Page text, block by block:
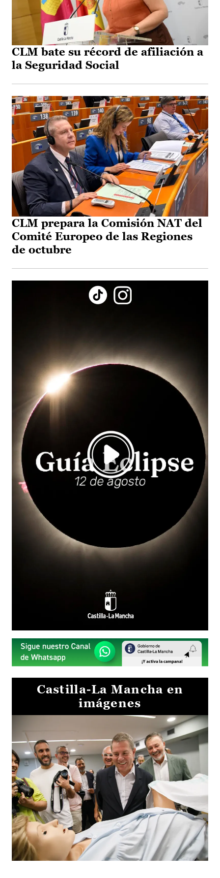
CLM bate su récord de afiliación a
la Seguridad Social
CLM prepara la Comisión NAT del
Comité Europeo de las Regiones
de octubre
Castilla-La Mancha en
imágenes